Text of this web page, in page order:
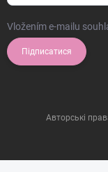
Vložením e-mailu
Підписатися
Авторські